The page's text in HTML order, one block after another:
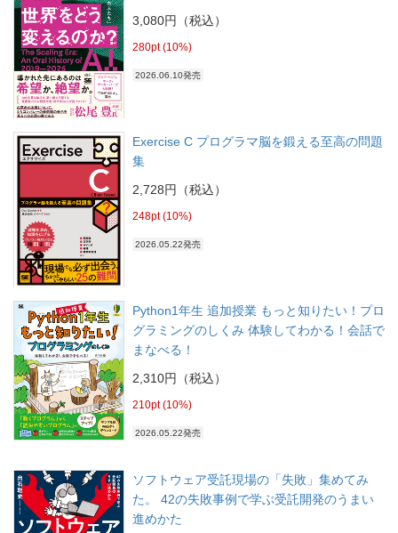
3,080円（税込）
280pt (10%)
2026.06.10発売
Exercise C プログラマ脳を鍛える至高の問題
集
2,728円（税込）
248pt (10%)
2026.05.22発売
Python1年生 追加授業 もっと知りたい！プロ
グラミングのしくみ 体験してわかる！会話で
まなべる！
2,310円（税込）
210pt (10%)
2026.05.22発売
ソフトウェア受託現場の「失敗」集めてみ
た。 42の失敗事例で学ぶ受託開発のうまい
進めかた